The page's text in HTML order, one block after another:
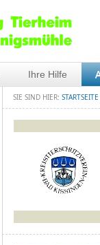
Ihre Hilfe
SIE SIND HIER: STARTSEITE